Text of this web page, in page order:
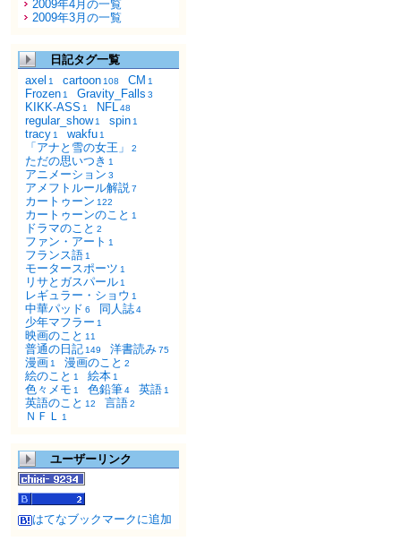
2009年4月の一覧
2009年3月の一覧
日記タグ一覧
axel 1 cartoon 108 CM 1
Frozen 1 Gravity_Falls 3
KIKK-ASS 1 NFL48
regular_show 1 spin 1
tracy 1 wakfu 1
「アナと雪の女王」 2
ただの思いつき 1
アニメーション 3
アメフトルール解説7
カートゥーン 122
カートゥーンのこと 1
ドラマのこと 2
ファン・アート 1
フランス語 1
モータースポーツ 1
リサとガスパール 1
レギュラー・ショウ 1
中華パッド 6 同人誌4
少年マフラー 1
映画のこと 11
普通の日記 149 洋書読み75
漫画 1 漫画のこと 2
絵のこと 1 絵本 1
色々メモ 1 色鉛筆4 英語 1
英語のこと 12 言語2
ＮＦＬ 1
ユーザーリンク
はてなブックマークに追加